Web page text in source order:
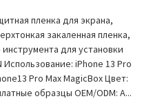
пленка для экрана,
закаленная пленка,
для установки
Использование: iPhone 13 Pro
Pro Max MagicBox Цвет:
образцы OEM/ODM: A...